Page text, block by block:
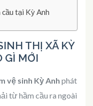
tại Kỳ Anh
THỊ XÃ KỲ
GÌ MỚI
vệ sinh Kỳ Anh phát
từ hầm cầu ra ngoài